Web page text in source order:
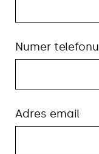
Numer telefonu
Adres email